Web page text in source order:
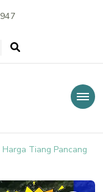
Harga Tiang Pancang